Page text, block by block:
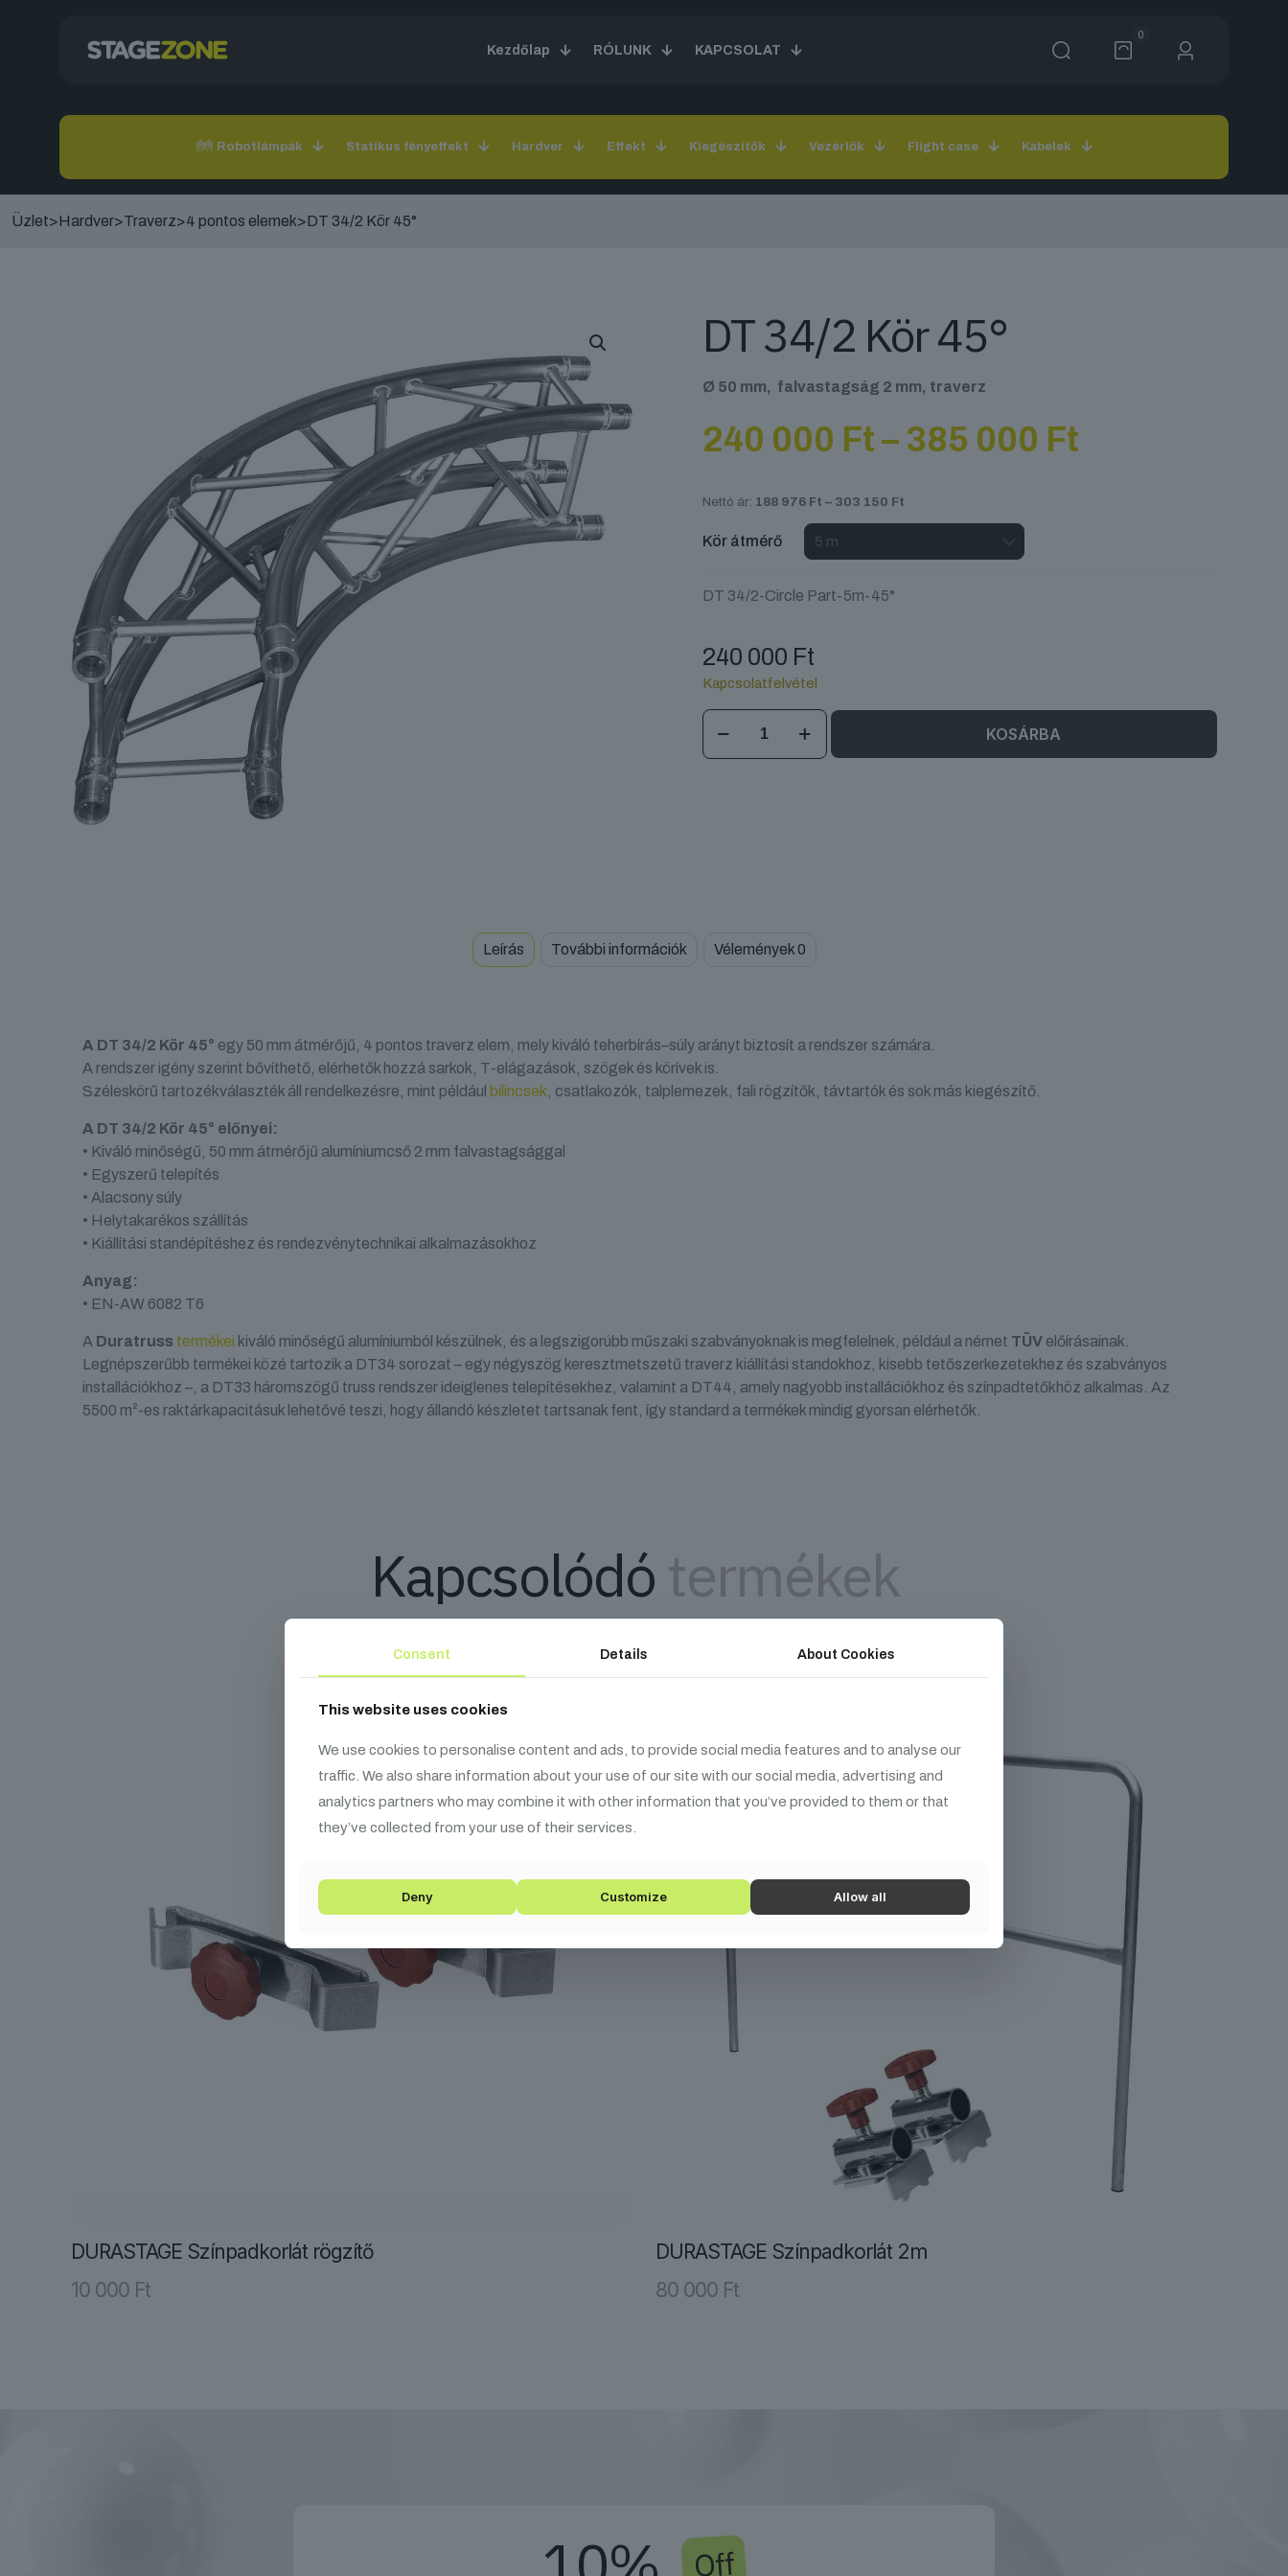
Kezdőlap RÓLUNK KAPCSOLAT
0
Robotlámpák Statikus fényeffekt Hardver Effekt Kiegészítők Vezérlők Flight case Kábelek
Üzlet>Hardver>Traverz>4 pontos elemek>DT 34/2 Kör 45°
DT 34/2 Kör 45°
Ø 50 mm, falvastagság 2 mm, traverz
240 000 Ft – 385 000 Ft
240
Nettó ár: 188 976 Ft – 303 150 Ft
Kör átmérő
DT 34/2-Circle Part-5m-45°
240 000 Ft
Kapcsolatfelvétel
DT
KOSÁRBA
Leírás További információk Vélemények0
A DT 34/2 Kör 45° egy 50 mm átmérőjű, 4 pontos traverz elem, mely kiváló teherbírás–súly arányt biztosít a rendszer számára.
A rendszer igény szerint bővíthető, elérhetők hozzá sarkok, T-elágazások, szögek és körívek is.
Széleskörű tartozékválaszték áll rendelkezésre, mint például bilincsek , csatlakozók, talplemezek, fali rögzítők, távtartók és sok más kiegészítő.
A DT 34/2 Kör 45° előnyei:
• Kiváló minőségű, 50 mm átmérőjű alumíniumcső 2 mm falvastagsággal
• Egyszerű telepítés
• Alacsony súly
• Helytakarékos szállítás
• Kiállítási standépítéshez és rendezvénytechnikai alkalmazásokhoz
Anyag:
• EN-AW 6082 T6
A Duratruss termékei kiváló minőségű alumíniumból készülnek, és a legszigorúbb műszaki szabványoknak is megfelelnek, például a német TÜVelőírásainak.
Legnépszerűbb termékei közé tartozik a DT34 sorozat – egy négyszög keresztmetszetű traverz kiállítási standokhoz, kisebb tetőszerkezetekhez és szabványos
installációkhoz –, a DT33 háromszögű truss rendszer ideiglenes telepítésekhez, valamint a DT44, amely nagyobb installációkhoz és színpadtetőkhöz alkalmas. Az
5500 m²-es raktárkapacitásuk lehetővé teszi, hogy állandó készletet tartsanak fent, így standard a termékek mindig gyorsan elérhetők.
Kapcsolódótermékek
DURASTAGE Színpadkorlát rögzítő
10 000 Ft
DURASTAGE Színpadkorlát 2m
80 000 Ft
Off
Consent Details About Cookies
This website uses cookies
We use cookies to personalise content and ads, to provide social media features and to analyse our
traffic. We also share information about your use of our site with our social media, advertising and
analytics partners who may combine it with other information that you’ve provided to them or that
they’ve collected from your use of their services.
Deny Customize Allow all